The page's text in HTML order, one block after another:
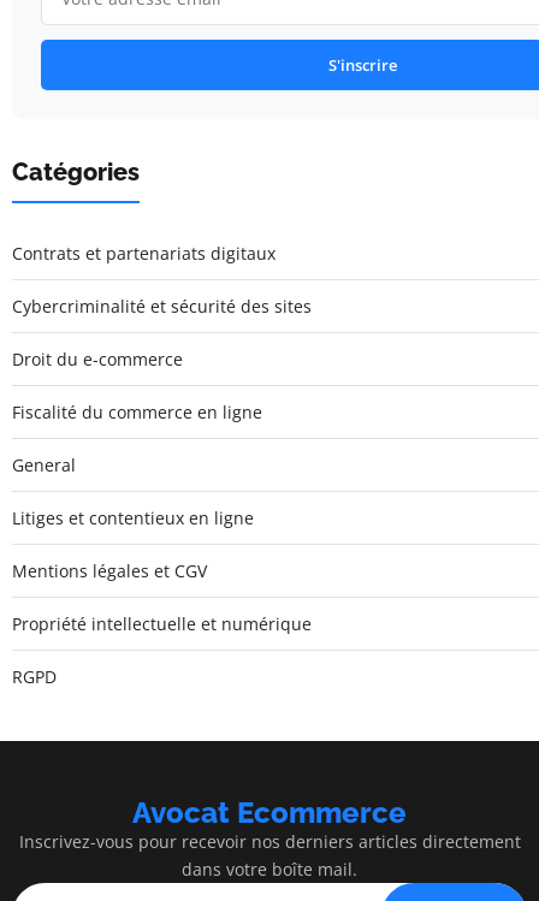
S'inscrire
Catégories
Contrats et partenariats digitaux
Cybercriminalité et sécurité des sites
Droit du e-commerce
Fiscalité du commerce en ligne
General
Litiges et contentieux en ligne
Mentions légales et CGV
Propriété intellectuelle et numérique
RGPD
Avocat Ecommerce
Inscrivez-vous pour recevoir nos derniers articles directement
dans votre boîte mail.